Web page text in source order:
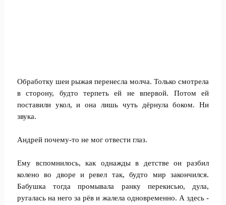
Обработку шеи рыжая перенесла молча. Только смотрела
в сторону, будто терпеть ей не впервой. Потом ей
поставили укол, и она лишь чуть дёрнула боком. Ни
звука.
Андрей почему-то не мог отвести глаз.
Ему вспомнилось, как однажды в детстве он разбил
колено во дворе и ревел так, будто мир закончился.
Бабушка тогда промывала ранку перекисью, дула,
ругалась на него за рёв и жалела одновременно. А здесь -